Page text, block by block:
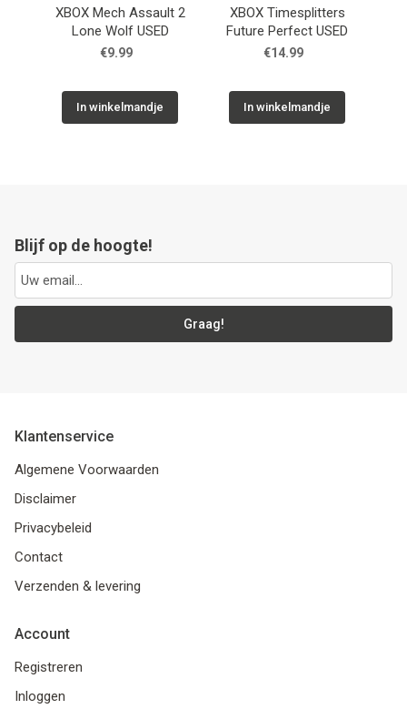
XBOX Mech Assault 2
Lone Wolf USED
€9.99
In winkelmandje
XBOX Timesplitters
Future Perfect USED
€14.99
In winkelmandje
Blijf op de hoogte!
Graag!
Klantenservice
Algemene Voorwaarden
Disclaimer
Privacybeleid
Contact
Verzenden & levering
Account
Registreren
Inloggen